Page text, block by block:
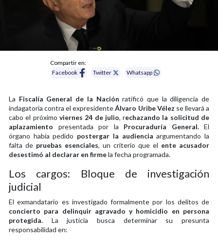
Compartir en:
Facebook
Twitter Whatsapp
La Fiscalía General de la Naciónratificó que la diligencia de
indagatoria contra el expresidenteÁlvaro Uribe Vélez se llevará a
cabo el próximo viernes 24 de julio, rechazando la solicitud de
aplazamiento presentada por la Procuraduría General. El
órgano había pedido postergar la audiencia argumentando la
falta de pruebas esenciales, un criterio que el ente acusador
desestimó al declarar en firmela fecha programada.
Los cargos: Bloque de investigación
judicial
El exmandatario es investigado formalmente por los delitos de
concierto para delinquir agravado y homicidio en persona
protegida. La justicia busca determinar su presunta
responsabilidad en: